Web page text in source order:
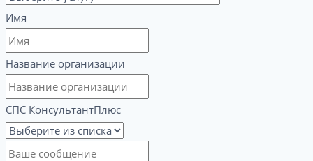
Имя
Название организации
СПС КонсультантПлюс